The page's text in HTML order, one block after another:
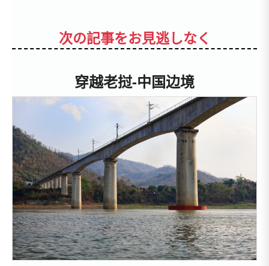
次の記事をお見逃しなく
穿越老挝-中国边境